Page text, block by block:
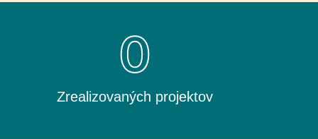
Zrealizovaných projektov
0